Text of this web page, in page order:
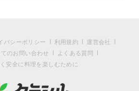
バシーポリシー 利用規約
運営会社
のお問い合わせ
よくある質問
安全に料理を楽しむために